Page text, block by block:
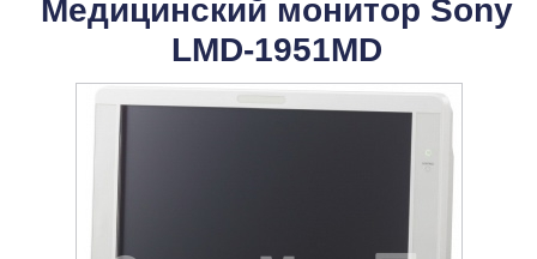
Медицинский монитор Sony
LMD-1951MD